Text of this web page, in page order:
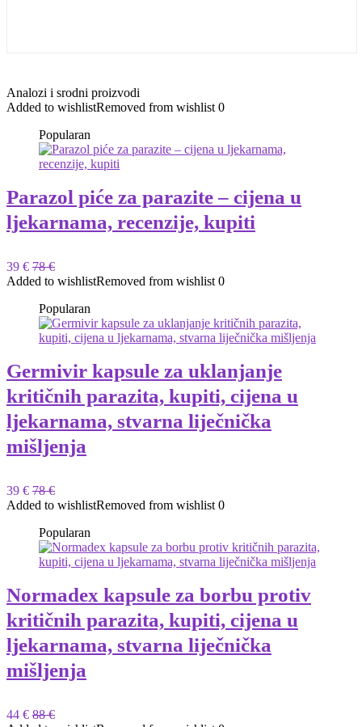
Analozi i srodni proizvodi
Added to wishlistRemoved from wishlist 0
Popularan
Parazol piće za parazite – cijena u
ljekarnama, recenzije, kupiti
39 € 78 €
Added to wishlistRemoved from wishlist 0
Popularan
Germivir kapsule za uklanjanje
kritičnih parazita, kupiti, cijena u
ljekarnama, stvarna liječnička
mišljenja
39 € 78 €
Added to wishlistRemoved from wishlist 0
Popularan
Normadex kapsule za borbu protiv
kritičnih parazita, kupiti, cijena u
ljekarnama, stvarna liječnička
mišljenja
44 € 88 €